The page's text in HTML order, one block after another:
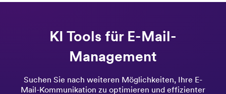
KI Tools für E-Mail-
Management
Suchen Sie nach weiteren Möglichkeiten, Ihre E-
Mail-Kommunikation zu optimieren und effizienter